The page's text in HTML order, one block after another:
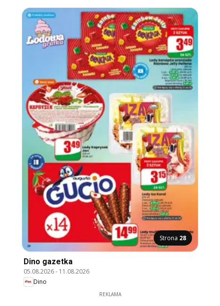
Strona 28
Dino gazetka
05.08.2026- 11.08.2026
Dino
REKLAMA